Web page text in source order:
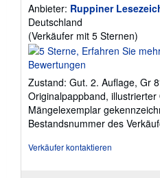
Anbieter: Ruppiner
Deutschland
(Verkäufer mit 5 Sternen)
5
5
Zustand: Gut. 2. Auflage, Gr
Originalpappband,
Mängelexemplar
Bestandsnummer des
Verkäufer kontaktieren